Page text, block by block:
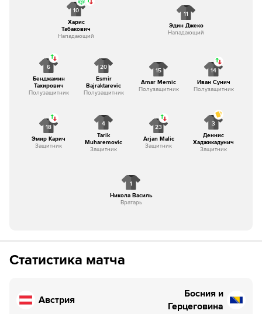
1
Никола Василь
Вратарь
18
Эмир Карич
Защитник
4
Tarik
Muharemovic
Защитник
23
Arjan Malic
Защитник
3
Деннис
Хаджикадунич
Защитник
6
Бенджамин
Тахирович
Полузащитник
20
Esmir
Bajraktarevic
Полузащитник
15
Amar Memic
Полузащитник
14
Иван Сунич
Полузащитник
10
Харис
Табакович
Нападающий
11
Эдин Джеко
Нападающий
Статистика матча
Австрия
Босния и
Герцеговина